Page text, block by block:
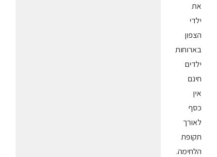
את
ילדי
הצפון
בארוחות
ילדים
חינם
אין
כסף
לאורך
תקופת
הלחימה.